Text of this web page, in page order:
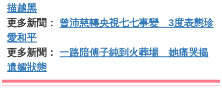
描越黑
更多新聞： 曾沛慈轉央視七七事變 3度表態珍
愛和平
更多新聞： 一路陪傅子純到火葬場 她痛哭揭
遺孀狀態